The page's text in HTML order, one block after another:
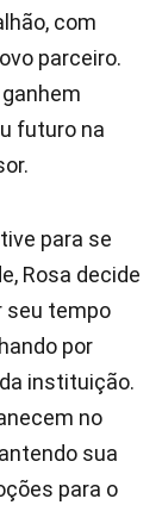
com
parceiro.
futuro na
para se
Rosa decide
seu tempo
por
instituição.
no
sua
para o